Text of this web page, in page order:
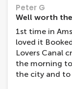
would
it!
and they were
The facilties
hadn't have
amsterdam
have still paid
was (which I
reasonable).
Peter G
Well worth
1st time in
loved it
Lovers Canal
the morning
the city and